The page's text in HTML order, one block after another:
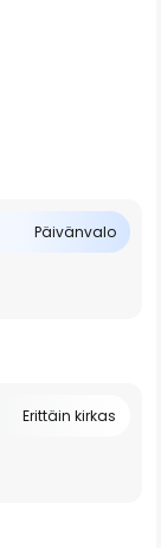
Päivänvalo
Erittäin kirkas